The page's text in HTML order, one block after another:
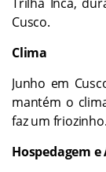
Cusco.
Clima
Junho em
mantém o
faz um friozinho.
Hospedagem